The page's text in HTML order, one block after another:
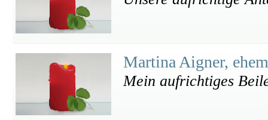
Martina Aigner,
Mein aufrichtiges